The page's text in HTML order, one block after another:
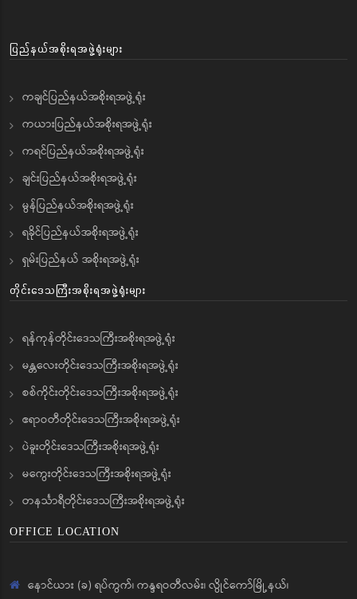
ပြည်နယ်အစိုးရအဖွဲ့ရုံးများ
ကချင်ပြည်နယ်အစိုးရအဖွဲ့ရုံး
ကယားပြည်နယ်အစိုးရအဖွဲ့ရုံး
ကရင်ပြည်နယ်အစိုးရအဖွဲ့ရုံး
ချင်းပြည်နယ်အစိုးရအဖွဲ့ရုံး
မွန်ပြည်နယ်အစိုးရအဖွဲ့ရုံး
ရခိုင်ပြည်နယ်အစိုးရအဖွဲ့ရုံး
ရှမ်းပြည်နယ် အစိုးရအဖွဲ့ရုံး
တိုင်းဒေသကြီးအစိုးရအဖွဲ့ရုံးများ
ရန်ကုန်တိုင်းဒေသကြီးအစိုးရအဖွဲ့ရုံး
မန္တလေးတိုင်းဒေသကြီးအစိုးရအဖွဲ့ရုံး
စစ်ကိုင်းတိုင်းဒေသကြီးအစိုးရအဖွဲ့ရုံး
ဧရာဝတီတိုင်းဒေသကြီးအစိုးရအဖွဲ့ရုံး
ပဲခူးတိုင်းဒေသကြီးအစိုးရအဖွဲ့ရုံး
မကွေးတိုင်းဒေသကြီးအစိုးရအဖွဲ့ရုံး
တနင်္သာရီတိုင်းဒေသကြီးအစိုးရအဖွဲ့ရုံး
OFFICE LOCATION
နောင်ယား (ခ) ရပ်ကွက်၊ ကန္ဒရဝတီလမ်း၊ လွိုင်ကော်မြို့နယ်၊